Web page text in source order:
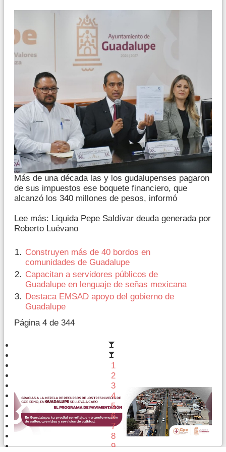
Más de una década las y los gudalupenses pagaron
de sus impuestos ese boquete financiero, que
alcanzó los 340 millones de pesos, informó
Lee más: Liquida Pepe Saldívar deuda generada por
Roberto Luévano
Construyen más de 40 bordos en
comunidades de Guadalupe
Capacitan a servidores públicos de
Guadalupe en lenguaje de señas mexicana
Destaca EMSAD apoyo del gobierno de
Guadalupe
Página 4 de 344
1
2
3
4
5
6
7
8
9